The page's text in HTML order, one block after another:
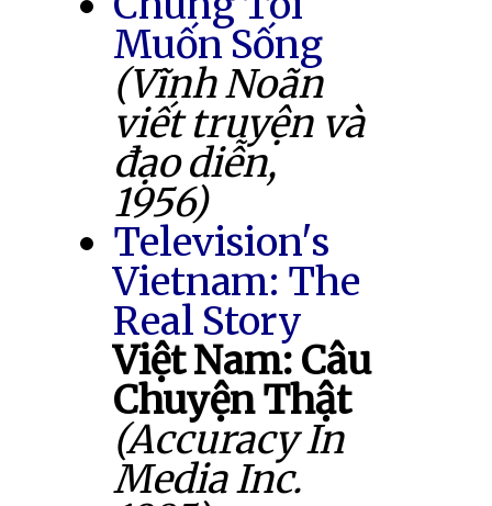
Muốn Sống
(Vĩnh Noãn
viết truyện và
đạo diễn,
1956)
Television's
Vietnam: The
Real Story
Việt Nam: Câu
Chuyện Thật
(Accuracy In
Media Inc.